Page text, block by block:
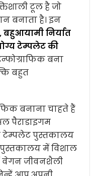
टूल है जो
बनाता है। इन
बहुआयामी निर्यात
टेम्पलेट की
बना
बहुत
बनाना चाहते हैं
पैराडाइगम
टेम्पलेट पुस्तकालय
में विशाल
वेगन जीवनशैली